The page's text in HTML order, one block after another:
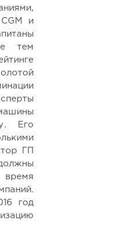
и
тем
Его
ГП
время
год